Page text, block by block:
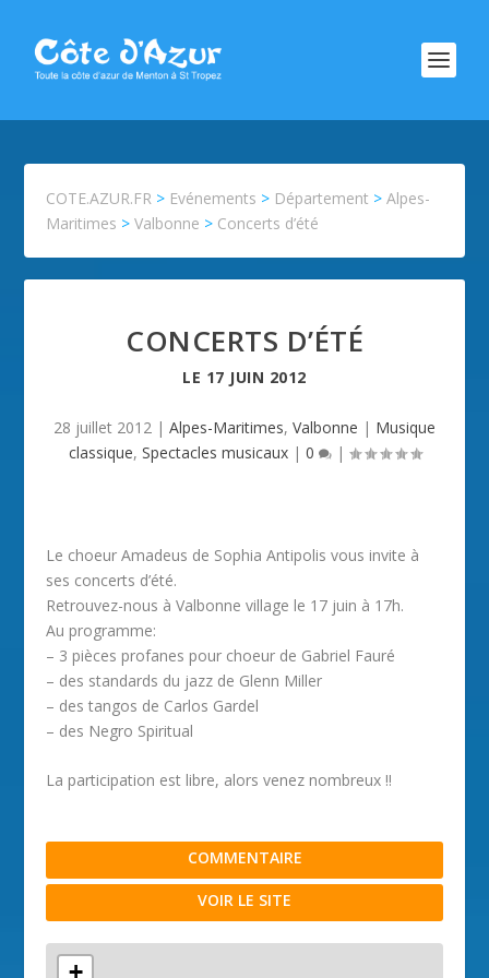
COTE.AZUR.FR > Evénements > Département >Alpes-
Maritimes >Valbonne > Concerts d’été
CONCERTS D’ÉTÉ
LE 17 JUIN 2012
28 juillet 2012 | Alpes-Maritimes, Valbonne | Musique
classique, Spectacles musicaux| 0 |
Le choeur Amadeus de Sophia Antipolis vous invite à
ses concerts d’été.
Retrouvez-nous à Valbonne village le 17 juin à 17h.
Au programme:
– 3 pièces profanes pour choeur de Gabriel Fauré
– des standards du jazz de Glenn Miller
– des tangos de Carlos Gardel
– des Negro Spiritual
La participation est libre, alors venez nombreux !!
COMMENTAIRE
VOIR LE SITE
+